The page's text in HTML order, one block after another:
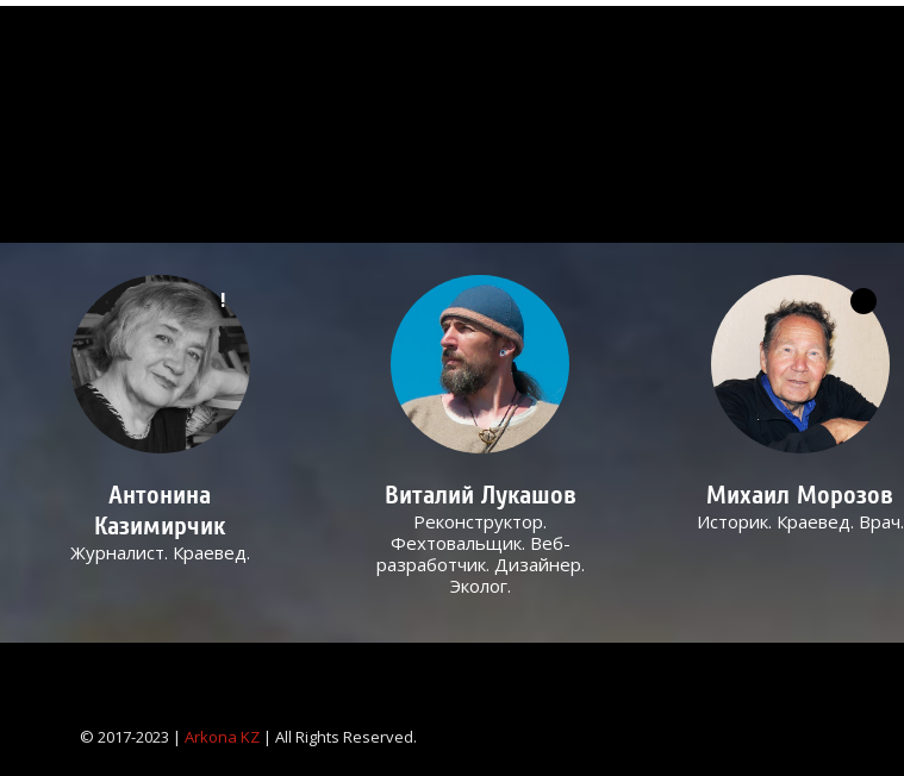
!
Антонина
Казимирчик
Журналист. Краевед.
Виталий Лукашов
Реконструктор.
Фехтовальщик. Веб-
разработчик. Дизайнер.
Эколог.
Михаил Морозов
Историк. Краевед. Врач.
© 2017-2023 |Arkona KZ | All Rights Reserved.